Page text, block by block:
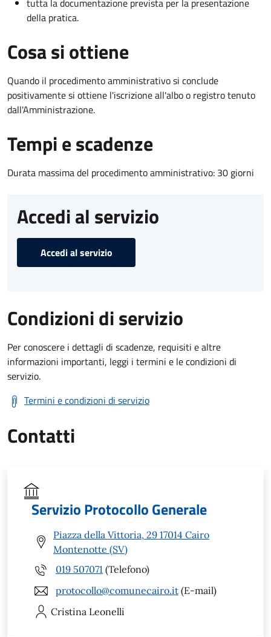
tutta la documentazione prevista per la presentazione
della pratica.
Cosa si ottiene
Quando il procedimento amministrativo si conclude
positivamente si ottiene l'iscrizione all'albo o registro tenuto
dall'Amministrazione.
Tempi e scadenze
Durata massima del procedimento amministrativo: 30 giorni
Accedi al servizio
Accedi al servizio
Condizioni di servizio
Per conoscere i dettagli di scadenze, requisiti e altre
informazioni importanti, leggi i termini e le condizioni di
servizio.
Termini e condizioni di servizio
Contatti
Servizio Protocollo Generale
Piazza della Vittoria, 29 17014 Cairo
Montenotte (SV)
019 507071 (Telefono)
protocollo@comunecairo.it (E-mail)
Cristina Leonelli